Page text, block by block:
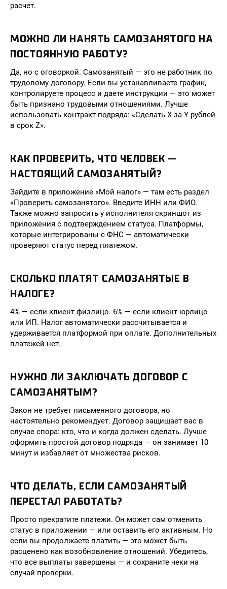
расчет.
МОЖНО ЛИ НАНЯТЬ САМОЗАНЯТОГО НА
ПОСТОЯННУЮ РАБОТУ?
Да, но с оговоркой. Самозанятый — это не работник по
трудовому договору. Если вы устанавливаете график,
контролируете процесс и даете инструкции — это может
быть признано трудовыми отношениями. Лучше
использовать контракт подряда: «Сделать X за Y рублей
в срок Z».
КАК ПРОВЕРИТЬ, ЧТО ЧЕЛОВЕК —
НАСТОЯЩИЙ САМОЗАНЯТЫЙ?
Зайдите в приложение «Мой налог» — там есть раздел
«Проверить самозанятого». Введите ИНН или ФИО.
Также можно запросить у исполнителя скриншот из
приложения с подтверждением статуса. Платформы,
которые интегрированы с ФНС — автоматически
проверяют статус перед платежом.
СКОЛЬКО ПЛАТЯТ САМОЗАНЯТЫЕ В
НАЛОГЕ?
4% — если клиент физлицо. 6% — если клиент юрлицо
или ИП. Налог автоматически рассчитывается и
удерживается платформой при оплате. Дополнительных
платежей нет.
НУЖНО ЛИ ЗАКЛЮЧАТЬ ДОГОВОР С
САМОЗАНЯТЫМ?
Закон не требует письменного договора, но
настоятельно рекомендует. Договор защищает вас в
случае спора: кто, что и когда должен сделать. Лучше
оформить простой договор подряда — он занимает 10
минут и избавляет от множества рисков.
ЧТО ДЕЛАТЬ, ЕСЛИ САМОЗАНЯТЫЙ
ПЕРЕСТАЛ РАБОТАТЬ?
Просто прекратите платежи. Он может сам отменить
статус в приложении — или оставить его активным. Но
если вы продолжаете платить — это может быть
расценено как возобновление отношений. Убедитесь,
что все выплаты завершены — и сохраните чеки на
случай проверки.